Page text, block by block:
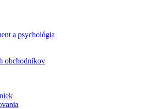
a psychológia
obchodníkov